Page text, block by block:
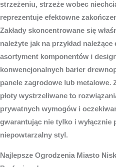
strzeżeniu, strzeże wobec
reprezentuje efektowne
Zakłady skoncentrowane się
należyte jak na przykład
asortyment komponentów i
konwencjonalnych barier
panele zagrodowe lub metalowe.
płoty wystrzeliwane to
prywatnych wymogów i
gwarantując nie tylko i wyłącznie
niepowtarzalny styl.
Najlepsze Ogrodzenia Miasto